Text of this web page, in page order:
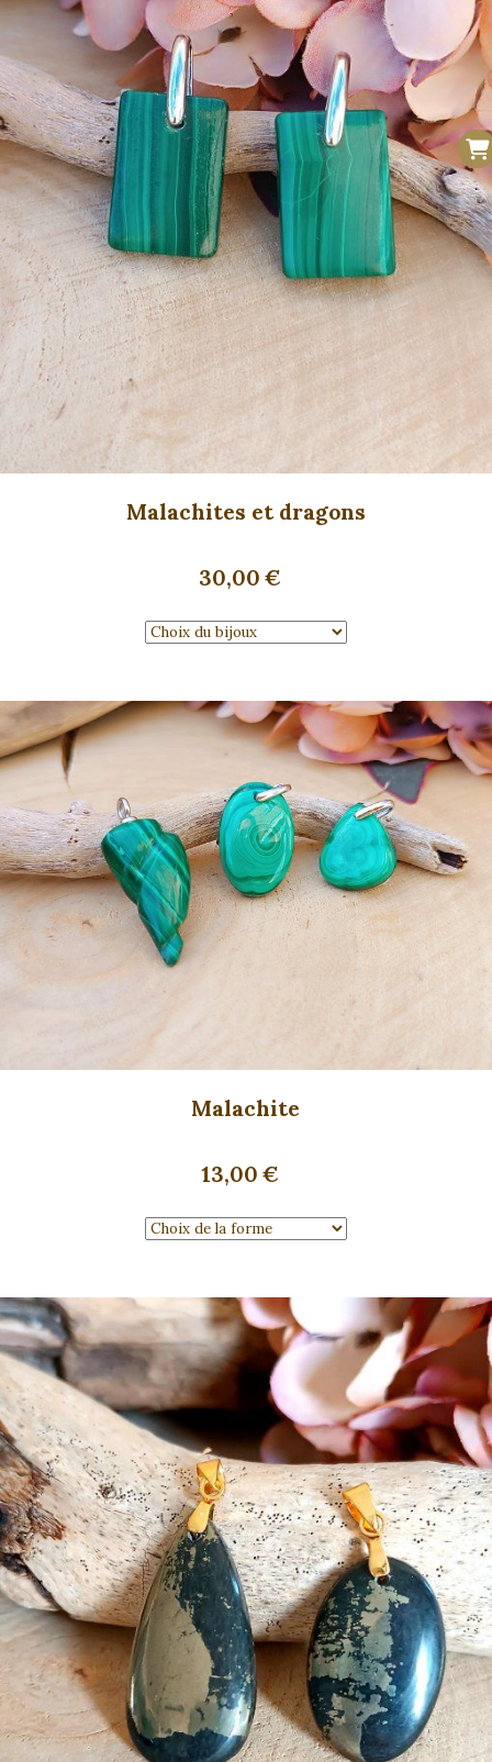
Malachites et dragons
30,00 €
Malachite
13,00 €